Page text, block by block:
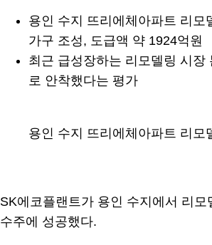
용인 수지 뜨리에체아파트 리모
가구 조성, 도급액 약 1924억원
최근 급성장하는 리모델링 시장
로 안착했다는 평가
용인 수지 뜨리에체아파트 리모
SK에코플랜트가 용인 수지에서 리모
수주에 성공했다.